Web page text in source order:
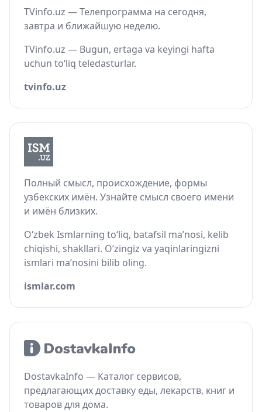
TVinfo.uz — Телепрограмма на сегодня,
завтра и ближайшую неделю.
TVinfo.uz — Bugun, ertaga va keyingi hafta
uchun to‘liq teledasturlar.
tvinfo.uz
Полный смысл, происхождение, формы
узбекских имён. Узнайте смысл своего имени
и имён близких.
O‘zbek Ismlarning to‘liq, batafsil ma’nosi, kelib
chiqishi, shakllari. O‘zingiz va yaqinlaringizni
ismlari ma’nosini bilib oling.
ismlar.com
DostavkaInfo — Каталог сервисов,
предлагающих доставку еды, лекарств, книг и
товаров для дома.